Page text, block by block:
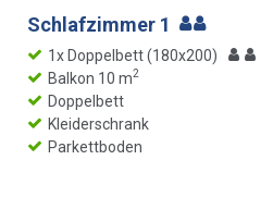
Schlafzimmer 1
1x Doppelbett (180x200)
Balkon 10 m2
Doppelbett
Kleiderschrank
Parkettboden